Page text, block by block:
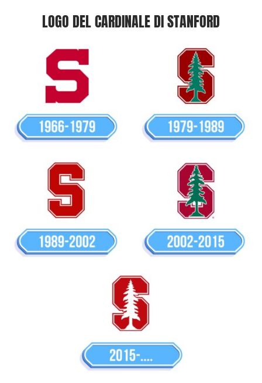
LOGO DEL CARDINALE DI STANFORD